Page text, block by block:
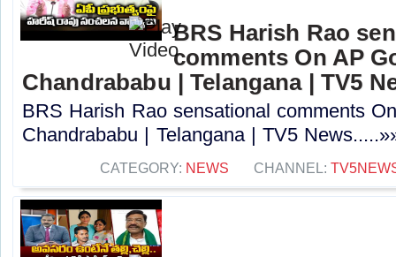
BRS Harish Rao
comments On AP
Chandrababu | Telangana | TV5
BRS Harish Rao sensational comments
Chandrababu | Telangana | TV5
CATEGORY: NEWS CHANNEL: